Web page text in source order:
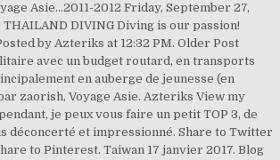
Asie...2011-2012 Friday, September 27,
THAILAND DIVING Diving is our passion!
by Azteriks at 12:32 PM. Older Post
avec un budget routard, en transports
en auberge de jeunesse (en
zaorish, Voyage Asie. Azteriks View my
je peux vous faire un petit TOP 3, de
déconcerté et impressionné. Share to Twitter
to Pinterest. Taiwan 17 janvier 2017. Blog